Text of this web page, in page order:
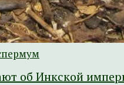
об Инкской